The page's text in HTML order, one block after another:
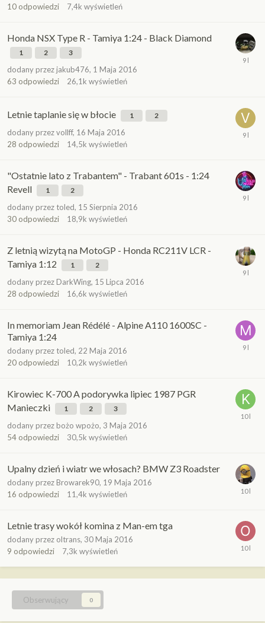
10 odpowiedzi 7,4k wyświetleń
Honda NSX Type R - Tamiya 1:24 - Black Diamond
1 2 3
dodany przez jakub476, 1 Maja 2016
63 odpowiedzi 26,1k wyświetleń
Letnie taplanie się w błocie 1 2
dodany przezvollff, 16 Maja 2016
28 odpowiedzi 14,5k wyświetleń
"Ostatnie lato z Trabantem" - Trabant 601s - 1:24
Revell
1 2
dodany przez toled, 15 Sierpnia 2016
30 odpowiedzi 18,9k wyświetleń
Z letnią wizytą na MotoGP - Honda RC211V LCR -
Tamiya 1:12
1 2
dodany przez DarkWing, 15 Lipca 2016
28 odpowiedzi 16,6k wyświetleń
In memoriam Jean Rédélé - Alpine A110 1600SC -
Tamiya 1:24
dodany przez toled, 22 Maja 2016
20 odpowiedzi 10,2k wyświetleń
Kirowiec K-700 A podorywka lipiec 1987 PGR
Manieczki
1 2 3
dodany przez bożo wpożo, 3 Maja 2016
54 odpowiedzi 30,5k wyświetleń
Upalny dzień i wiatr we włosach? BMW Z3 Roadster
dodany przez Browarek90, 19 Maja 2016
16 odpowiedzi 11,4k wyświetleń
Letnie trasy wokół komina z Man-em tga
dodany przez oltrans, 30 Maja 2016
9 odpowiedzi 7,3k wyświetleń
Obserwujący 0